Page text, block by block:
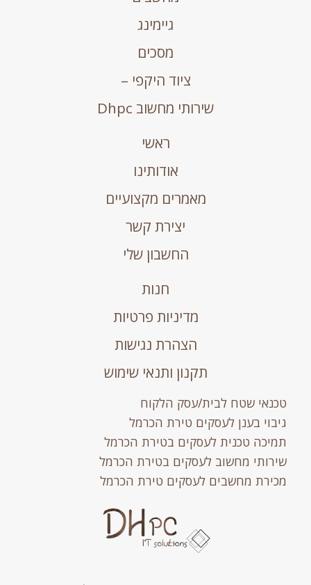
גיימינג
מסכים
ציוד היקפי –
שירותי מחשוב Dhpc
ראשי
אודותינו
מאמרים מקצועיים
יצירת קשר
החשבון שלי
חנות
מדיניות פרטיות
הצהרת נגישות
תקנון ותנאי שימוש
טכנאי שטח לבית/עסק הלקוח
גיבוי בענן לעסקים טירת הכרמל
תמיכה טכנית לעסקים בטירת הכרמל
שירותי מחשוב לעסקים בטירת הכרמל
מכירת מחשבים לעסקים טירת הכרמל